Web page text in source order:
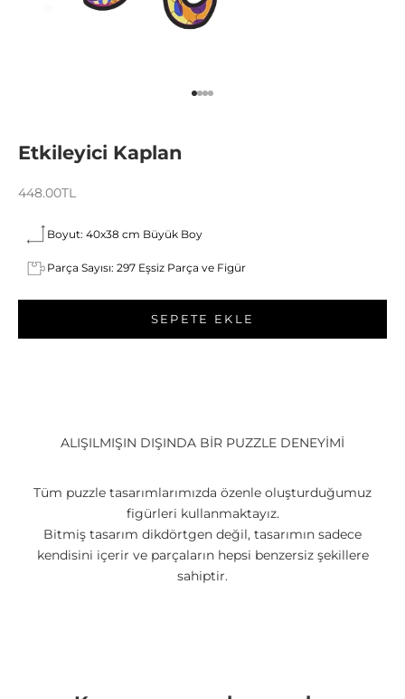
1 ögesine git
2 ögesine git
3 ögesine git
4 ögesine git
Etkileyici Kaplan
İndirimli fiyat
448.00TL
Boyut: 40x38 cm Büyük Boy
Parça Sayısı: 297 Eşsiz Parça ve Figür
SEPETE EKLE
ALIŞILMIŞIN DIŞINDA BİR PUZZLE DENEYİMİ
Tüm puzzle tasarımlarımızda özenle oluşturduğumuz
figürleri kullanmaktayız.
Bitmiş tasarım dikdörtgen değil, tasarımın sadece
kendisini içerir ve parçaların hepsi benzersiz şekillere
sahiptir.